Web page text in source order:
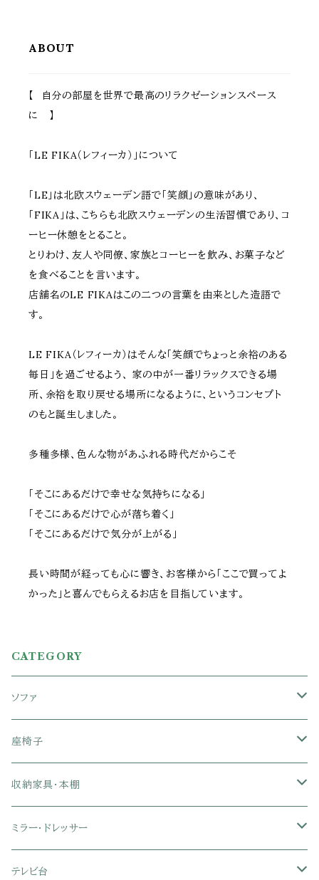
ABOUT
【 自分の部屋を世界で最高のリラクゼーションスペース
に 】
「LE FIKA（レフィーカ）」について
「LE」は北欧スウェーデン語で「笑顔」の意味があり、
「FIKA」は、こちらも北欧スウェーデンの生活習慣であり、コ
ーヒー休憩をとること。
とりわけ、友人や同僚、家族とコーヒーを飲み、お菓子など
を食べることを言います。
店舗名のLE FIKAはこの二つの言葉を由来とした造語で
す。
LE FIKA（レフィーカ）はそんな「笑顔でちょっと余裕のある
毎日」を過ごせるよう、 家の中が一番リラックスできる場
所、余裕を取り戻せる場所になるように、というコンセプト
のもと誕生しました。
多種多様、色んな物があふれる時代だからこそ
「そこにあるだけで幸せな気持ちになる」
「そこにあるだけで心が落ち着く」
「そこにあるだけで気分が上がる」
長い時間が経っても心に響き、お客様から「ここで買ってよ
かった」と喜んでもらえるお店を目指しています。
CATEGORY
ソファ
1人掛けソファ
2人掛けソファ
3人掛けソファ
フロアソファ・ローソファ
座椅子
1人掛け座椅子
2人掛け座椅子
リクライニング座椅子
収納家具・本棚
カラーボックス
本棚・書棚
ミラー・ドレッサー
ドレッサー・鏡台
テレビ台